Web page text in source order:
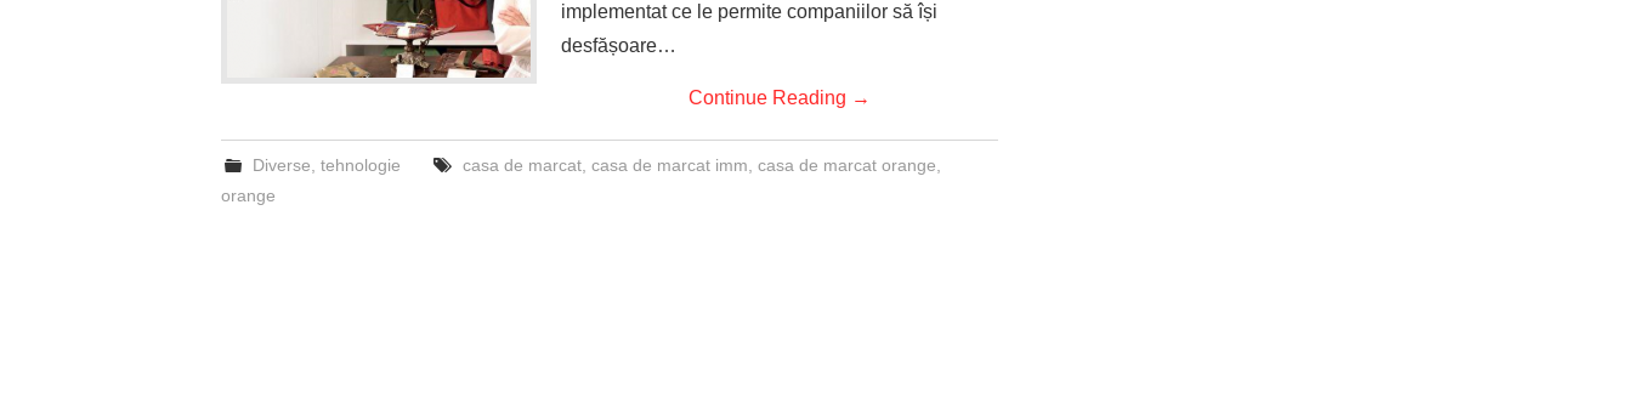
implementat ce le permite companiilor să își
desfășoare…
Continue Reading →
Diverse ,tehnologie casa de marcat, casa de marcat imm casa de marcat orange
orange